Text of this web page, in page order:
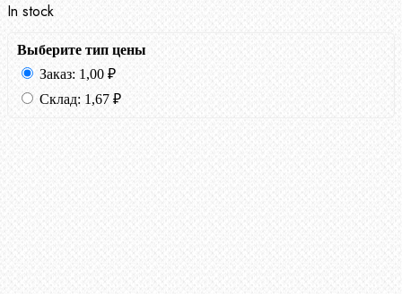
In stock
Выберите тип цены
Заказ: 1,00 ₽
Склад: 1,67 ₽